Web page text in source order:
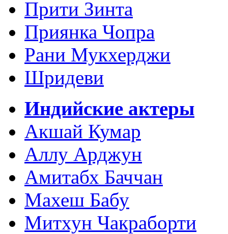
Прити Зинта
Приянка Чопра
Рани Мукхерджи
Шридеви
Индийские актеры
Акшай Кумар
Аллу Арджун
Амитабх Баччан
Махеш Бабу
Митхун Чакраборти